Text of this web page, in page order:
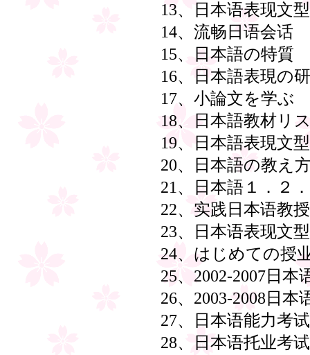
13、日本语表现文
14、流畅日语会话
15、日本語の特質
16、日本語表現の
17、小論文を学ぶ
18、日本語教材リ
19、日本語表現文
20、日本語の教え
21、日本語１．２
22、实践日本语教
23、日本语表现文
24、はじめての授
25、2002-2007日
26、2003-2008日
27、日本语能力考
28、日本语托业考